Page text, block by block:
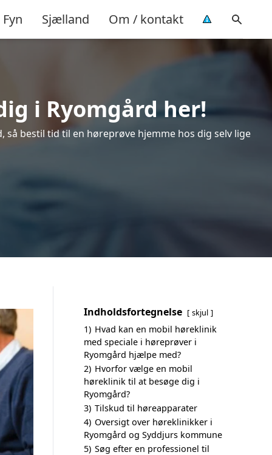
Fyn Sjælland Om / kontakt
i Ryomgård her!
bestil tid til en høreprøve hjemme hos dig selv lige
Indholdsfortegnelse skjul
1) Hvad kan en mobil høreklinik
med speciale i høreprøver i
Ryomgård hjælpe med?
2) Hvorfor vælge en mobil
høreklinik til at besøge dig i
Ryomgård?
3) Tilskud til høreapparater
4) Oversigt over høreklinikker i
Ryomgård og Syddjurs kommune
5) Søg efter en professionel til